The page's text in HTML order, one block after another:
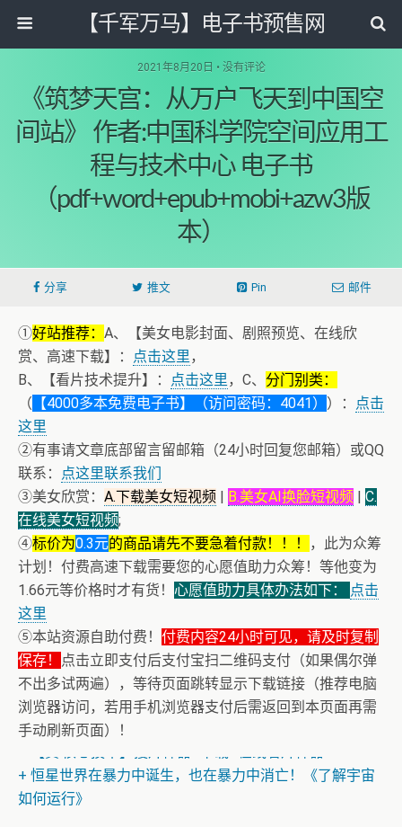
【千军万马】电子书预售网
2021年8月20日 • 没有评论
《筑梦天宫：从万户飞天到中国空
间站》 作者:中国科学院空间应用工
程与技术中心 电子书
（pdf+word+epub+mobi+azw3版
本）
分享 推文 Pin 邮件
①好站推荐： A、【美女电影封面、剧照预览、在线欣
赏、高速下载】：
点击这里，
B、【看片技术提升】：
点击这里，C、 分门别类：
（ 【4000多本免费电子书】（访问密码：4041） ）：
点击
这里
②有事请文章底部留言留邮箱（24小时回复您邮箱）或QQ
联系：
点这里联系我们
③美女欣赏： A.下载美女短视频 | B.美女AI换脸短视频 | C.
在线美女短视频;
④标价为0.3元的商品请先不要急着付款！！！
，此为众筹
计划！付费高速下载需要您的心愿值助力众筹！等他变为
1.66元等价格时才有货！ 心愿值助力具体办法如下：
点击
这里
⑤本站资源自助付费！ 付费内容24小时可见，请及时复制
保存！
点击立即支付后支付宝扫二维码支付（如果偶尔弹
不出多试两遍），等待页面跳转显示下载链接（推荐电脑
浏览器访问，若用手机浏览器支付后需返回到本页面再需
手动刷新页面）！
+ 恒星世界在暴力中诞生，也在暴力中消亡！《了解宇宙
如何运行》